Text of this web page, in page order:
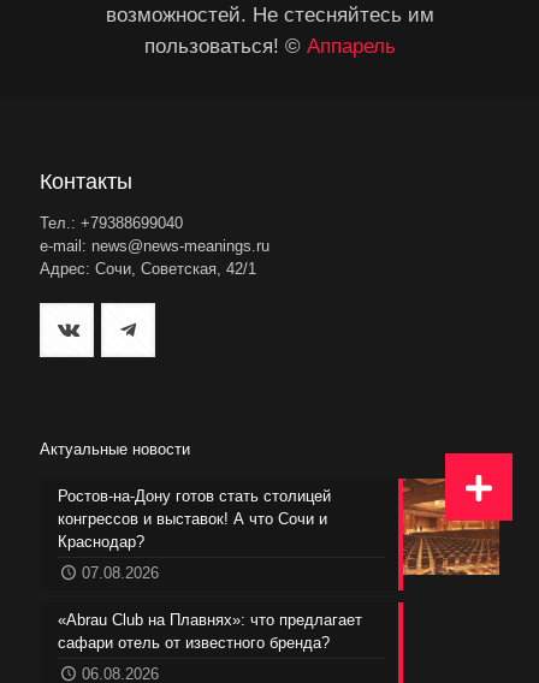
возможностей. Не стесняйтесь им
пользоваться! © Аппарель
Контакты
Тел.: +79388699040
e-mail: news@news-meanings.ru
Адрес: Сочи, Советская, 42/1
Актуальные новости
Ростов-на-Дону готов стать столицей
конгрессов и выставок! А что Сочи и
Краснодар?
07.08.2026
«Abrau Club на Плавнях»: что предлагает
сафари отель от известного бренда?
06.08.2026